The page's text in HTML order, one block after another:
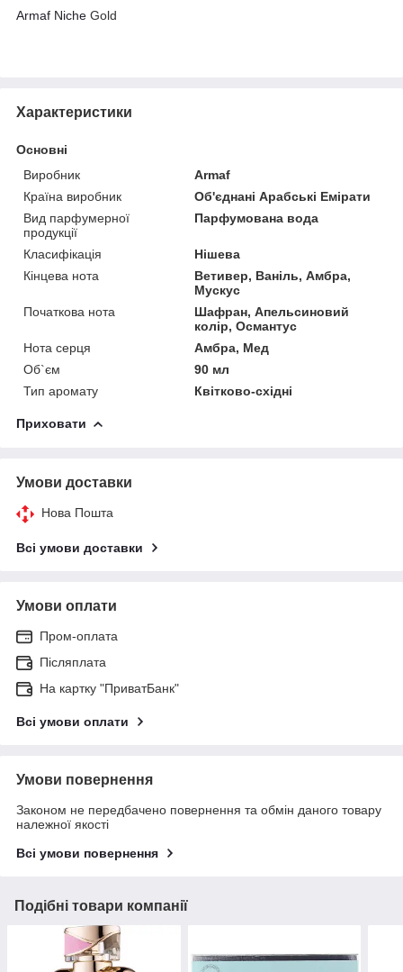
Armaf Niche Gold
Характеристики
Основні
Виробник
Armaf
Країна виробник
Об'єднані Арабські Емірати
Вид парфумерної
продукції
Парфумована вода
Класифікація
Нішева
Кінцева нота
Ветивер, Ваніль, Амбра,
Мускус
Початкова нота
Шафран, Апельсиновий
колір, Османтус
Нота серця
Амбра, Мед
Об`єм
90 мл
Тип аромату
Квітково-східні
Приховати
Умови доставки
Нова Пошта
Всі умови доставки
Умови оплати
Пром-оплата
Післяплата
На картку "ПриватБанк"
Всі умови оплати
Умови повернення
Законом не передбачено повернення та обмін даного товару
належної якості
Всі умови повернення
Подібні товари компанії